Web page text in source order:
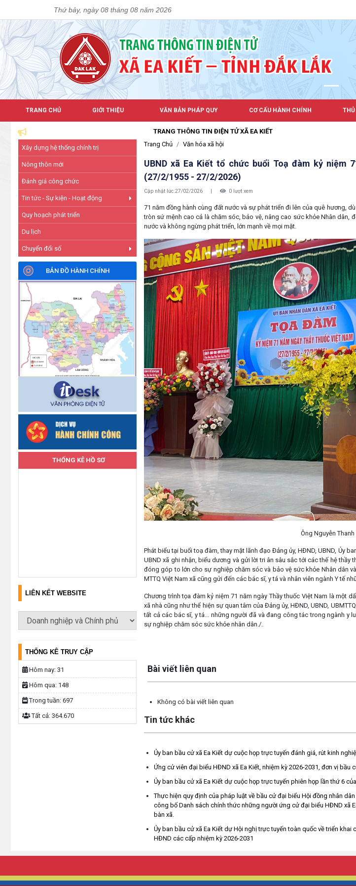
Thứ bảy, ngày 08 tháng 08 năm 2026
TRANG CHỦ GIỚI THIỆU VĂN BẢN PHÁP QUY CƠ CẤU HÀNH CHÍNH
TRANG THÔNG TIN ĐIỆN TỬ XÃ EA KIẾT
Xây dựng hệ thống chính trị
Nông thôn mới
Đánh giá công chức
Tin tức - Sự kiện - Hoạt động
Quy hoạch phát triển
Du lịch
Chuyển đổi số
BẢN ĐỒ HÀNH CHÍNH
THỐNG KÊ HỒ SƠ
LIÊN KẾT WEBSITE
THỐNG KÊ TRUY CẬP
Hôm nay: 31
Hôm qua: 148
Trong tuần: 697
Tất cả: 364.670
Trang Chủ Văn hóa xã hội
UBND xã Ea Kiết tổ chức buổi Toạ đàm kỷ niệm
(27/2/1955 - 27/2/2026)
Cập nhật lúc:27/02/2026 | 0 lượt xem
71 năm đồng hành cùng đất nước và sự phát triển đi lên của quê hương,
tròn sứ mệnh cao cả là chăm sóc, bảo vệ, nâng cao sức khỏe Nhân dân,
nước và không ngừng phát triển, lớn mạnh về mọi mặt.
Ông Nguyễn Thanh Bình, PCT UBND
Phát biểu tại buổi toạ đàm, thay mặt lãnh đạo Đảng ủy, HĐND, UBND, Ủy
UBND xã ghi nhận, biểu dương và gửi lời tri ân sâu sắc tới các thế hệ thầy
đóng góp to lớn cho sự nghiệp chăm sóc và bảo vệ sức khỏe Nhân dân
MTTQ Việt Nam xã cũng gửi đến các bác sĩ, y tá và nhân viên ngành Y tế
Chương trình tọa đàm kỷ niệm 71 năm ngày Thầy thuốc Việt Nam là một
xã nhà cũng như thể hiện sự quan tâm của Đảng ủy, HĐND, UBND,
tất cả các bác sĩ, y tá... những người đã và đang công tác trong ngành y
sự nghiệp chăm sóc sức khỏe nhân dân./.
Bài viết liên quan
Không có bài viết liên quan
Tin tức khác
Ủy ban bầu cử xã Ea Kiết dự cuộc họp trực tuyến đánh giá, rút kinh
Ứng cử viên đại biểu HĐND xã Ea Kiết, nhiệm kỳ 2026-2031, đơn vị
Ủy ban bầu cử xã Ea Kiết dự cuộc họp trực tuyến phiên họp lần thứ 6
Thực hiện quy định của pháp luật về bầu cử đại biểu Hội đồng nhân
công bố Danh sách chính thức những người ứng cử đại biểu HĐND xã
bàn xã.
Ủy ban bầu cử xã Ea Kiết dự Hội nghị trực tuyến toàn quốc về triển
HĐND các cấp nhiệm kỳ 2026-2031